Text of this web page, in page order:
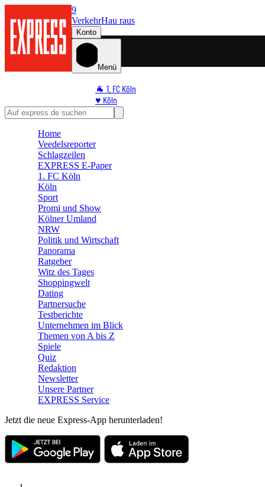
9
VerkehrHau raus
Konto
Menü
🐐 1. FC Köln
♥️ Köln
⭐ Promi
🛒 Shoppingwelt
Home
Veedelsreporter
Schlagzeilen
EXPRESS E-Paper
1. FC Köln
Köln
Sport
Promi und Show
Kölner Umland
NRW
Politik und Wirtschaft
Panorama
Ratgeber
Witz des Tages
Shoppingwelt
Dating
Partnersuche
Testberichte
Unternehmen im Blick
Themen von A bis Z
Spiele
Quiz
Redaktion
Newsletter
Unsere Partner
EXPRESS Service
Jetzt die neue Express-App herunterladen!